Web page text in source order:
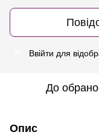
Ввійти для
До
Опис